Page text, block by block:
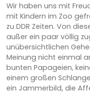
Wir haben uns mit
mit Kindern im Zoo
zu DDR Zeiten. Von
außer ein paar völlig
unübersichtlichen
Meinung nicht einmal
bunten Papageien,
einem großen
ein Jammerbild, die